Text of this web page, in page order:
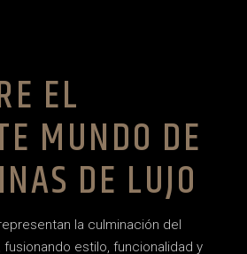
EL
MUNDO DE
DE LUJO
la culminación del
estilo, funcionalidad y